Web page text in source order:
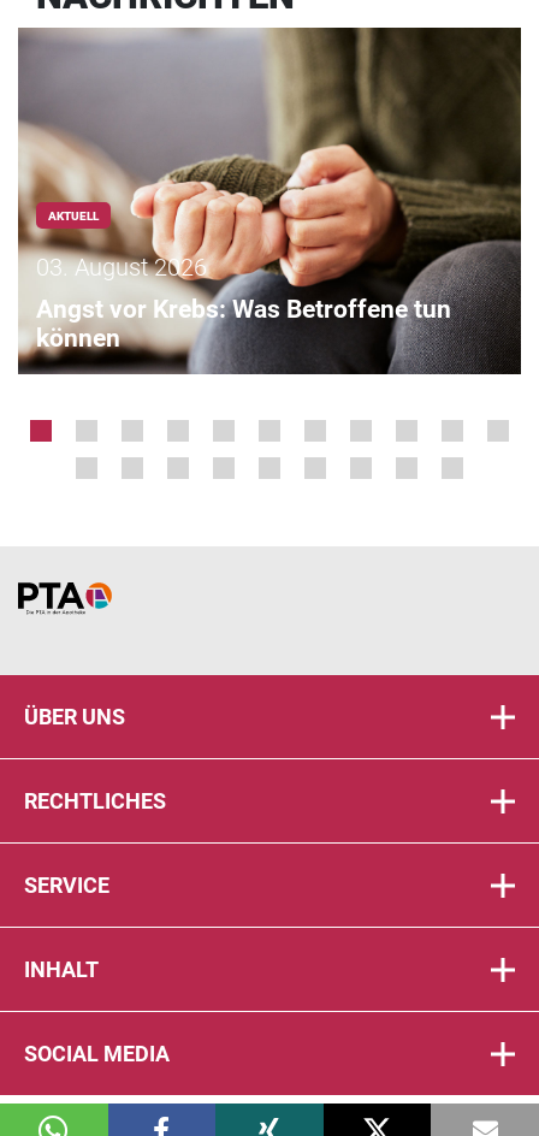
AKTUELL
03. August 2026
Angst vor Krebs: Was Betroffene tun
können
Home
ÜBER UNS
RECHTLICHES
SERVICE
INHALT
SOCIAL MEDIA
© 2026 DIE PTA IN DER APOTHEKE